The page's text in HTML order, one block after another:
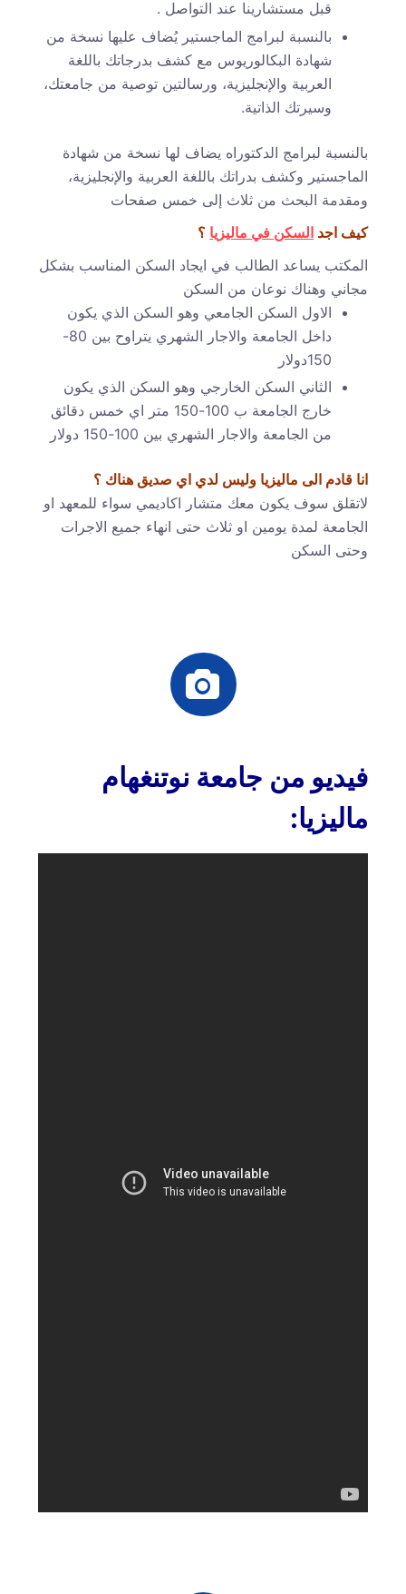
قبل مستشارينا عند التواصل .
بالنسبة لبرامج الماجستير يُضاف عليها نسخة من
شهادة البكالوريوس مع كشف بدرجاتك باللغة
العربية والإنجليزية، ورسالتين توصية من جامعتك،
وسيرتك الذاتية.
بالنسبة لبرامج الدكتوراه يضاف لها نسخة من شهادة
الماجستير وكشف بدراتك باللغة العربية والإنجليزية،
ومقدمة البحث من ثلاث إلى خمس صفحات
كيف اجد السكن في ماليزيا ؟
المكتب يساعد الطالب في ايجاد السكن المناسب بشكل
مجاني وهناك نوعان من السكن
الاول السكن الجامعي وهو السكن الذي يكون
داخل الجامعة والاجار الشهري يتراوح بين 80-
150دولار
الثاني السكن الخارجي وهو السكن الذي يكون
خارج الجامعة ب 100-150 متر اي خمس دقائق
من الجامعة والاجار الشهري بين 100-150 دولار
انا قادم الى ماليزيا وليس لدي اي صديق هناك ؟
لاتقلق سوف يكون معك متشار اكاديمي سواء للمعهد او
الجامعة لمدة يومين او ثلاث حتى انهاء جميع الاجرات
وحتى السكن
فيديو من جامعة نوتنغهام
ماليزيا: